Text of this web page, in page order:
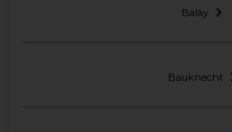
Balay
Bauknecht